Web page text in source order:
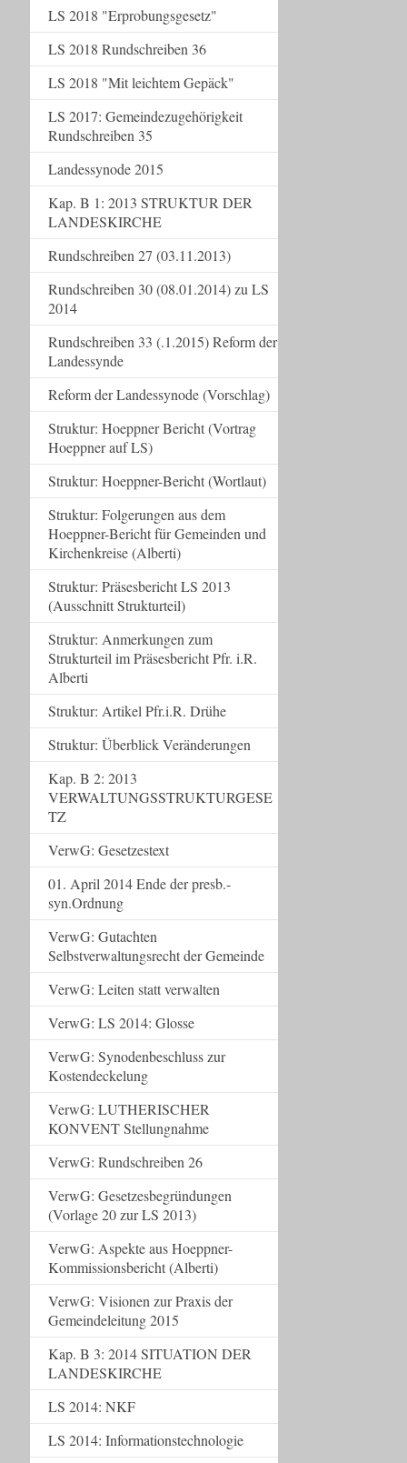
LS 2018 "Erprobungsgesetz"
LS 2018 Rundschreiben 36
LS 2018 "Mit leichtem Gepäck"
LS 2017: Gemeindezugehörigkeit
Rundschreiben 35
Landessynode 2015
Kap. B 1: 2013 STRUKTUR DER
LANDESKIRCHE
Rundschreiben 27 (03.11.2013)
Rundschreiben 30 (08.01.2014) zu LS
2014
Rundschreiben 33 (.1.2015) Reform der
Landessynde
Reform der Landessynode (Vorschlag)
Struktur: Hoeppner Bericht (Vortrag
Hoeppner auf LS)
Struktur: Hoeppner-Bericht (Wortlaut)
Struktur: Folgerungen aus dem
Hoeppner-Bericht für Gemeinden und
Kirchenkreise (Alberti)
Struktur: Präsesbericht LS 2013
(Ausschnitt Strukturteil)
Struktur: Anmerkungen zum
Strukturteil im Präsesbericht Pfr. i.R.
Alberti
Struktur: Artikel Pfr.i.R. Drühe
Struktur: Überblick Veränderungen
Kap. B 2: 2013
VERWALTUNGSSTRUKTURGESE
TZ
VerwG: Gesetzestext
01. April 2014 Ende der presb.-
syn.Ordnung
VerwG: Gutachten
Selbstverwaltungsrecht der Gemeinde
VerwG: Leiten statt verwalten
VerwG: LS 2014: Glosse
VerwG: Synodenbeschluss zur
Kostendeckelung
VerwG: LUTHERISCHER
KONVENT Stellungnahme
VerwG: Rundschreiben 26
VerwG: Gesetzesbegründungen
(Vorlage 20 zur LS 2013)
VerwG: Aspekte aus Hoeppner-
Kommissionsbericht (Alberti)
VerwG: Visionen zur Praxis der
Gemeindeleitung 2015
Kap. B 3: 2014 SITUATION DER
LANDESKIRCHE
LS 2014: NKF
LS 2014: Informationstechnologie